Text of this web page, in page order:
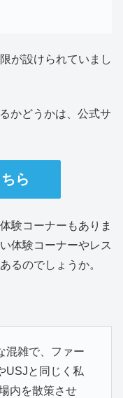
が設けられていまし
かどうかは、公式サ
ら
験コーナーもありま
体験コーナーやレス
るのでしょうか。
混雑で、ファー
USJと同じく私
内を散策させ